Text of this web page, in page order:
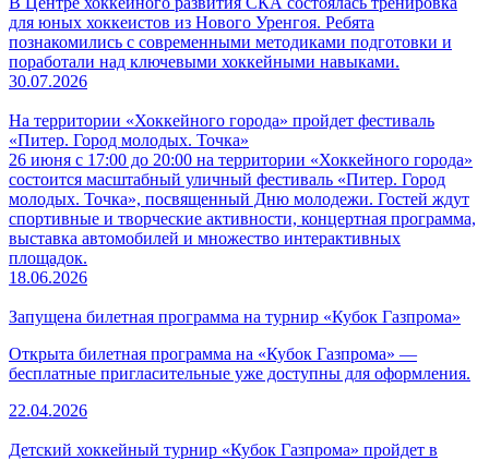
для юных хоккеистов из Нового Уренгоя. Ребята
познакомились с современными методиками подготовки и
поработали над ключевыми хоккейными навыками.
30.07.2026
На территории «Хоккейного города» пройдет фестиваль
«Питер. Город молодых. Точка»
26 июня с 17:00 до 20:00 на территории «Хоккейного города»
состоится масштабный уличный фестиваль «Питер. Город
молодых. Точка», посвященный Дню молодежи. Гостей ждут
спортивные и творческие активности, концертная программа,
выставка автомобилей и множество интерактивных
площадок.
18.06.2026
Запущена билетная программа на турнир «Кубок Газпрома»
Открыта билетная программа на «Кубок Газпрома» —
бесплатные пригласительные уже доступны для оформления.
22.04.2026
Детский хоккейный турнир «Кубок Газпрома» пройдет в